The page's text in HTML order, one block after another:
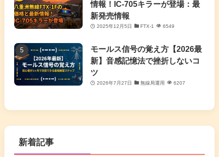
情報！IC-705キラーが登場：最
新発売情報
2025年12月5日 FTX-1 6549
モールス信号の覚え方【2026最
新】音感記憶法で挫折しないコ
ツ
2026年7月27日 無線局運用 6207
新着記事